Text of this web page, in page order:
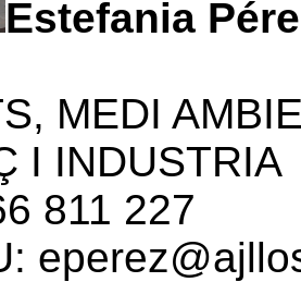
Estefania
MEDI
I INDUSTRIA
811 227